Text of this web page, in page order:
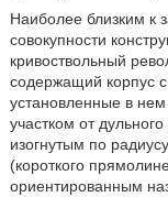
Наиболее близким к
совокупности
кривоствольный
содержащий корпус
установленные в
участком от
изогнутым по
(короткого
ориентированным